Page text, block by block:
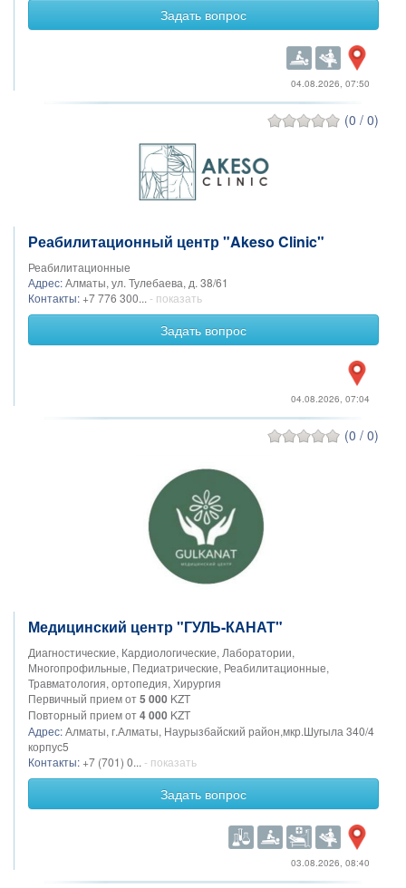
Задать вопрос
04.08.2026, 07:50
(0 / 0)
Реабилитационный центр "Akeso Clinic"
Реабилитационные
Адрес:Алматы, ул. Тулебаева, д. 38/61
Контакты: +7 776 300... - показать
Задать вопрос
04.08.2026, 07:04
(0 / 0)
Медицинский центр "ГУЛЬ-КАНАТ"
Диагностические, Кардиологические, Лаборатории,
Многопрофильные, Педиатрические, Реабилитационные,
Травматология, ортопедия, Хирургия
Первичный прием от5 000 KZT
Повторный прием от4 000 KZT
Адрес:Алматы, г.Алматы, Наурызбайский район,мкр.Шугыла 340/4
корпус5
Контакты: +7 (701) 0... - показать
Задать вопрос
03.08.2026, 08:40